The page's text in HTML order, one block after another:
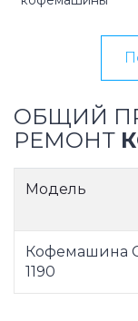
ОБЩИЙ
РЕМОНТ
Модель
Кофемашина
1190